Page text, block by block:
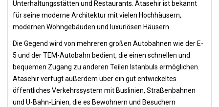
Unterhaltungsstätten und Restaurants. Atasehir ist bekannt
für seine moderne Architektur mit vielen Hochhäusern,
modernen Wohngebäuden und luxuriösen Häusern.
Die Gegend wird von mehreren großen Autobahnen wie der E-
5 und der TEM-Autobahn bedient, die einen schnellen und
bequemen Zugang zu anderen Teilen Istanbuls ermöglichen.
Atasehir verfügt außerdem über ein gut entwickeltes
öffentliches Verkehrssystem mit Buslinien, Straßenbahnen
und U-Bahn-Linien, die es Bewohnern und Besuchern